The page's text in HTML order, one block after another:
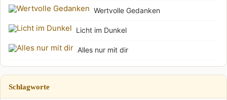
Wertvolle Gedanken
Licht im Dunkel
Alles nur mit dir
Schlagworte